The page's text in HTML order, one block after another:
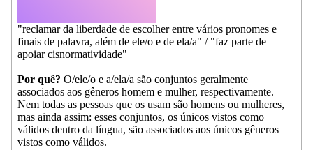
"reclamar da liberdade de escolher entre vários pronomes e
finais de palavra, além de ele/o e de ela/a" / "faz parte de
apoiar cisnormatividade"
Por quê? O/ele/o e a/ela/a são conjuntos geralmente
associados aos gêneros homem e mulher, respectivamente.
Nem todas as pessoas que os usam são homens ou mulheres,
mas ainda assim: esses conjuntos, os únicos vistos como
válidos dentro da língua, são associados aos únicos gêneros
vistos como válidos.